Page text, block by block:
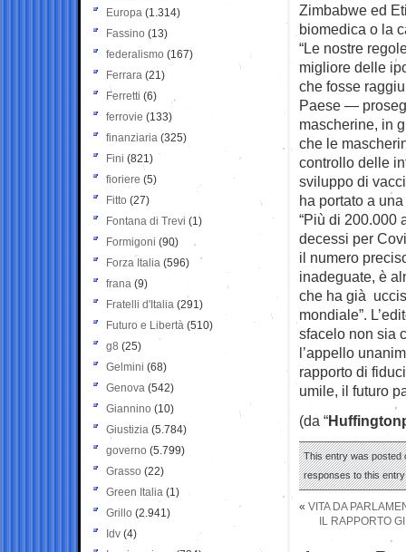
Zimbabwe ed
biomedica o la
“Le nostre
migliore delle
che fosse
Paese —
mascherine, in
che le
controllo delle
sviluppo di
ha portato a
“Più di 200.000
decessi per
il numero
inadeguate, è
che ha già
mondiale”.
sfacelo non sia
l’appello
rapporto di
umile, il futuro
(da “
This entry was posted
responses to this
« VITA DA
IL RAPPORTO
Europa (1.314)
Fassino (13)
federalismo (167)
Ferrara (21)
Ferretti (6)
ferrovie (133)
finanziaria (325)
Fini (821)
fioriere (5)
Fitto (27)
Fontana di Trevi (1)
Formigoni (90)
Forza Italia (596)
frana (9)
Fratelli d'Italia (291)
Futuro e Libertà (510)
g8 (25)
Gelmini (68)
Genova (542)
Giannino (10)
Giustizia (5.784)
governo (5.799)
Grasso (22)
Green Italia (1)
Grillo (2.941)
Idv (4)